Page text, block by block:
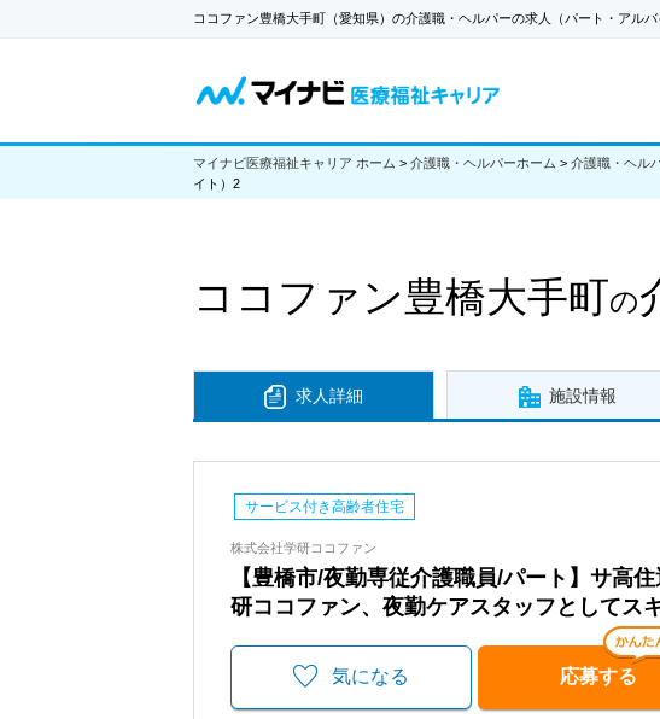
ココファン豊橋大手町（愛知県）の介護職・ヘルパーの求人（パート・アル
マイナビ医療福祉キャリア ホーム > 介護職・ヘルパーホーム > 介護職・ヘル
イト）2
ココファン豊橋大手町の
求人詳細 施設情報
サービス付き高齢者住宅
株式会社学研ココファン
【豊橋市/夜勤専従介護職員/パート】サ高
研ココファン、夜勤ケアスタッフとしてス
気になる 応募する